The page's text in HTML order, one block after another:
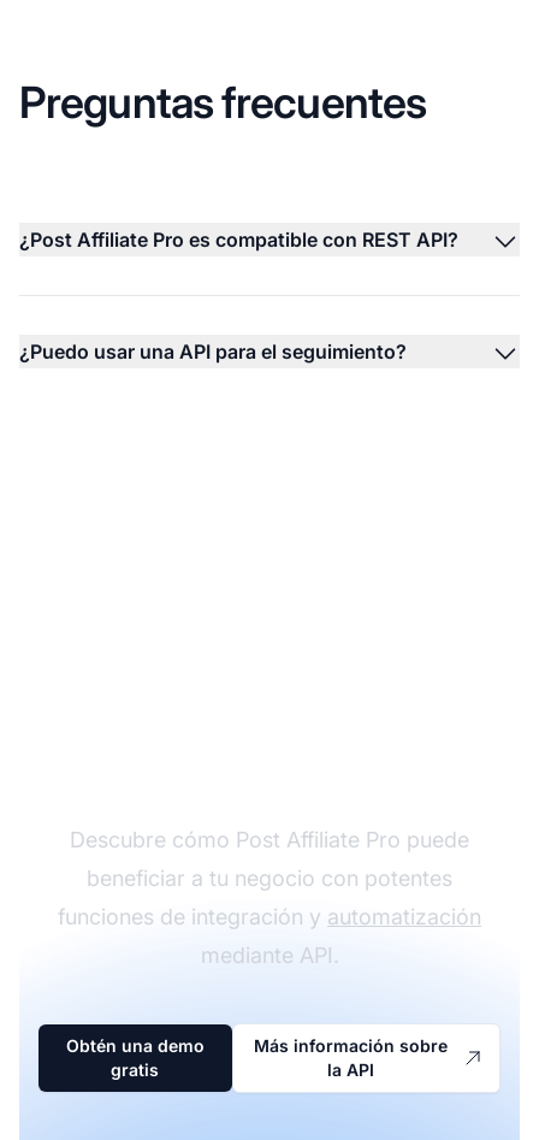
Preguntas frecuentes
¿Post Affiliate Pro es compatible con REST API?
¿Puedo usar una API para el seguimiento?
Descubre cómo Post Affiliate Pro puede
beneficiar a tu negocio con potentes
funciones de integración y automatización
mediante API.
Obtén una demo
gratis
Más información sobre
la API